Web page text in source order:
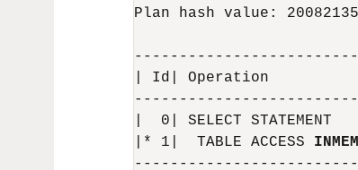
Plan hash value:
| Id| Operation           |
|  0| SELECT
|* 1|  TABLE ACCESS